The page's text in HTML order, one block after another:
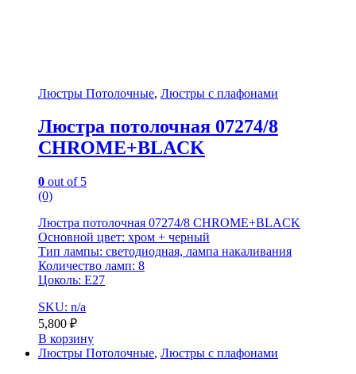
Люстры Потолочные, Люстры с плафонами
Люстра потолочная 07274/8
CHROME+BLACK
0 out of 5
(0)
Люстра потолочная 07274/8 CHROME+BLACK
Основной цвет: хром + черный
Тип лампы: светодиодная, лампа накаливания
Количество ламп: 8
Цоколь: E27
SKU: n/a
5,800 ₽
В корзину
Люстры Потолочные, Люстры с плафонами